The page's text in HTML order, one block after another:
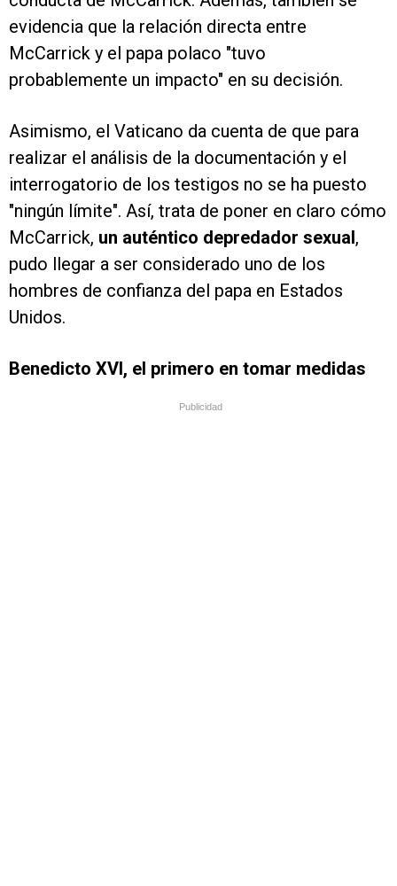
evidencia que la relación directa entre
McCarrick y el papa polaco "tuvo
probablemente un impacto" en su decisión.
Asimismo, el Vaticano da cuenta de que para
realizar el análisis de la documentación y el
interrogatorio de los testigos no se ha puesto
"ningún límite". Así, trata de poner en claro cómo
McCarrick, un auténtico depredador sexual,
pudo llegar a ser considerado uno de los
hombres de confianza del papa en Estados
Unidos.
Benedicto XVI, el primero en tomar medidas
Publicidad